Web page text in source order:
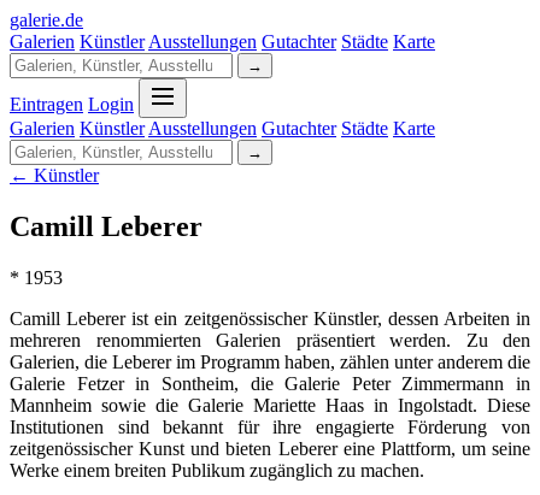
galerie.de
Galerien Künstler Ausstellungen Gutachter Städte Karte
→
Eintragen Login
Galerien Künstler Ausstellungen Gutachter Städte Karte
→
← Künstler
Camill Leberer
* 1953
Camill Leberer ist ein zeitgenössischer Künstler, dessen Arbeiten in
mehreren renommierten Galerien präsentiert werden. Zu den
Galerien, die Leberer im Programm haben, zählen unter anderem die
Galerie Fetzer in Sontheim, die Galerie Peter Zimmermann in
Mannheim sowie die Galerie Mariette Haas in Ingolstadt. Diese
Institutionen sind bekannt für ihre engagierte Förderung von
zeitgenössischer Kunst und bieten Leberer eine Plattform, um seine
Werke einem breiten Publikum zugänglich zu machen.